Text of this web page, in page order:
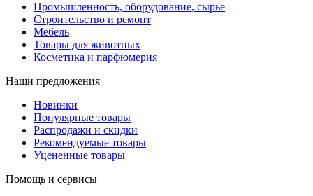
Промышленность, оборудование, сырье
Строительство и ремонт
Мебель
Товары для животных
Косметика и парфюмерия
Наши предложения
Новинки
Популярные товары
Распродажи и скидки
Рекомендуемые товары
Уцененные товары
Помощь и сервисы